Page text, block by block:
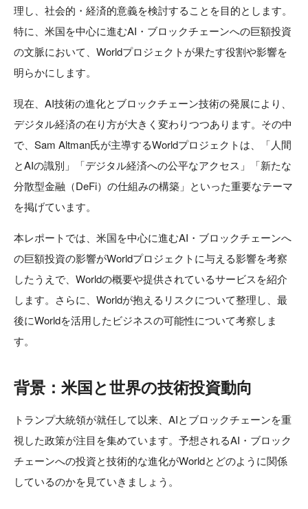
理し、社会的・経済的意義を検討することを目的とします。
特に、米国を中心に進むAI・ブロックチェーンへの巨額投資
の文脈において、Worldプロジェクトが果たす役割や影響を
明らかにします。
現在、AI技術の進化とブロックチェーン技術の発展により、
デジタル経済の在り方が大きく変わりつつあります。その中
で、Sam Altman氏が主導するWorldプロジェクトは、「人間
とAIの識別」「デジタル経済への公平なアクセス」「新たな
分散型金融（DeFi）の仕組みの構築」といった重要なテーマ
を掲げています。
本レポートでは、米国を中心に進むAI・ブロックチェーンへ
の巨額投資の影響がWorldプロジェクトに与える影響を考察
したうえで、Worldの概要や提供されているサービスを紹介
します。さらに、Worldが抱えるリスクについて整理し、最
後にWorldを活用したビジネスの可能性について考察しま
す。
背景：米国と世界の技術投資動向
トランプ大統領が就任して以来、AIとブロックチェーンを重
視した政策が注目を集めています。予想されるAI・ブロック
チェーンへの投資と技術的な進化がWorldとどのように関係
しているのかを見ていきましょう。